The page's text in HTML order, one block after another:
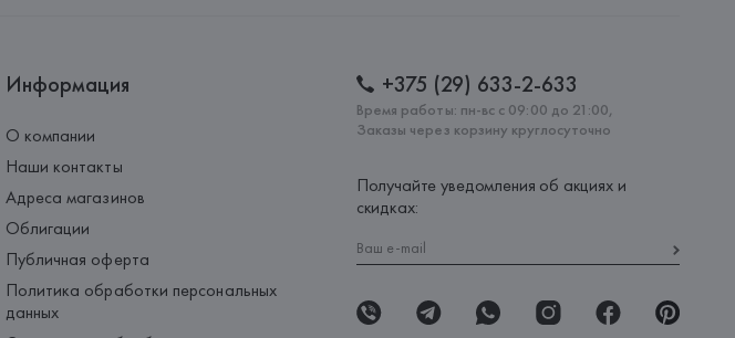
Информация
О компании
Наши контакты
Адреса магазинов
Облигации
Публичная оферта
Политика обработки персональных
данных
+375 (29) 633-2-633
Время работы: пн-вс с 09:00 до 21:00,
Заказы через корзину круглосуточно
Получайте уведомления об акциях и
скидках: